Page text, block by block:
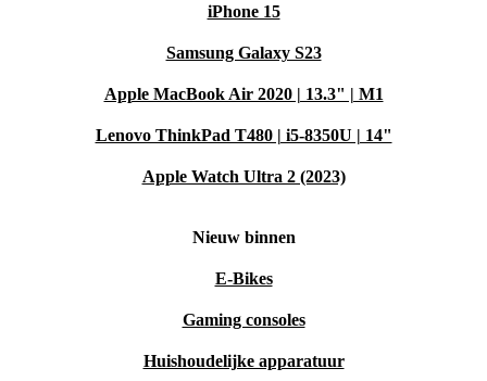
iPhone 15
Samsung Galaxy S23
Apple MacBook Air 2020 | 13.3" | M1
Lenovo ThinkPad T480 | i5-8350U | 14"
Apple Watch Ultra 2 (2023)
Nieuw binnen
E-Bikes
Gaming consoles
Huishoudelijke apparatuur